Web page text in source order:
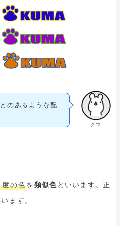
クマ
のあるような配
度の色を 類似色 といいます。正
ます。